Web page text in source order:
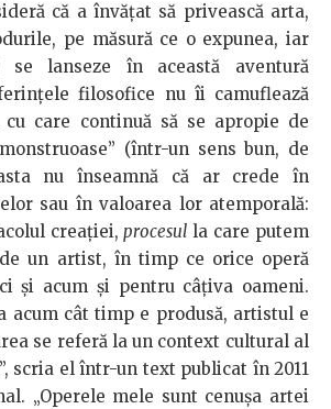
că a învăţat să privească arta,
pe măsură ce o expunea, iar
lanseze în această aventură
filosofice nu îi camuflează
care continuă să se apropie de
(într-un sens bun, de
nu înseamnă că ar crede în
sau în valoarea lor atemporală:
creaţiei,procesul la care putem
un artist, în timp ce orice operă
şi acum şi pentru câţiva oameni.
acum cât timp e produsă, artistul e
se referă la un context cultural al
scria el într-un text publicat în 2011
„Operele mele sunt cenuşa artei